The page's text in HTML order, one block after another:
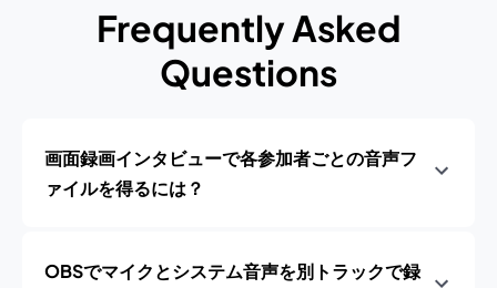
Frequently Asked
Questions
画面録画インタビューで各参加者ごとの音声フ
ァイルを得るには？
OBSでマイクとシステム音声を別トラックで録